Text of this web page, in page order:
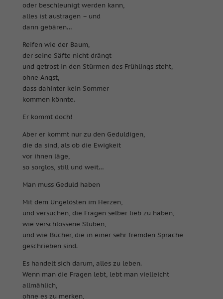
oder beschleunigt werden kann,
alles ist austragen – und
dann gebären…
Reifen wie der Baum,
der seine Säfte nicht drängt
und getrost in den Stürmen des Frühlings steht,
ohne Angst,
dass dahinter kein Sommer
kommen könnte.
Er kommt doch!
Aber er kommt nur zu den Geduldigen,
die da sind, als ob die Ewigkeit
vor ihnen läge,
so sorglos, still und weit…
Man muss Geduld haben
Mit dem Ungelösten im Herzen,
und versuchen, die Fragen selber lieb zu haben,
wie verschlossene Stuben,
und wie Bücher, die in einer sehr fremden Sprache
geschrieben sind.
Es handelt sich darum, alles zu leben.
Wenn man die Fragen lebt, lebt man vielleicht
allmählich,
ohne es zu merken,